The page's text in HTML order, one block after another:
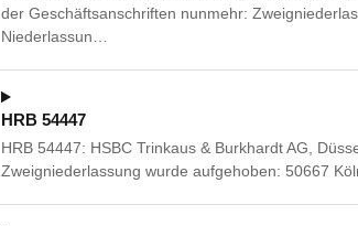
der Geschäftsanschriften nunmehr:
Niederlassun…
HRB 54447
HRB 54447: HSBC Trinkaus & Burkhardt AG,
Zweigniederlassung wurde aufgehoben: 50667